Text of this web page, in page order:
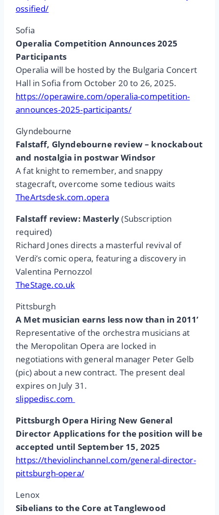
ossified/
Sofia
Operalia Competition Announces 2025
Participants
Operalia will be hosted by the Bulgaria Concert
Hall in Sofia from October 20 to 26, 2025.
https://operawire.com/operalia-competition-
announces-2025-participants/
Glyndebourne
Falstaff, Glyndebourne review – knockabout
and nostalgia in postwar Windsor
A fat knight to remember, and snappy
stagecraft, overcome some tedious waits
TheArtsdesk.com.opera
Falstaff review: Masterly(Subscription
required)
Richard Jones directs a masterful revival of
Verdi’s comic opera, featuring a discovery in
Valentina Pernozzol
TheStage.co.uk
Pittsburgh
A Met musician earns less now than in 2011’
Representative of the orchestra musicians at
the Meropolitan Opera are locked in
negotiations with general manager Peter Gelb
(pic) about a new contract. The present deal
expires on July 31.
slippedisc.com
Pittsburgh Opera Hiring New General
Director Applications for the position will be
accepted until September 15, 2025
https://theviolinchannel.com/general-director-
pittsburgh-opera/
Lenox
Sibelians to the Core at Tanglewood